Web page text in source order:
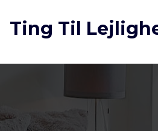
indhold
Ting Til